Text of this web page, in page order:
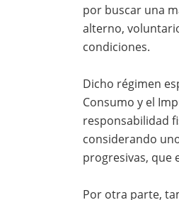
por buscar una
alterno,
condiciones.
Dicho régimen
Consumo y el
responsabilidad
considerando
progresivas, que
Por otra parte,